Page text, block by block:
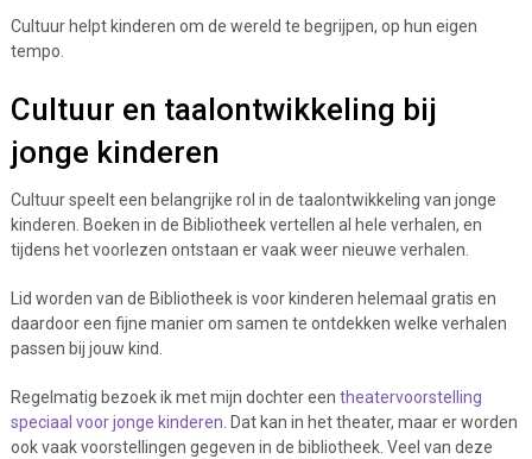
Cultuur helpt kinderen om de wereld te begrijpen, op hun eigen
tempo.
Cultuur en taalontwikkeling bij
jonge kinderen
Cultuur speelt een belangrijke rol in de taalontwikkeling van jonge
kinderen. Boeken in de Bibliotheekvertellen al hele verhalen, en
tijdens het voorlezen ontstaan er vaak weer nieuwe verhalen.
Lid worden van de Bibliotheek is voor kinderen helemaal gratis en
daardoor een fijne manier om samen te ontdekken welke verhalen
passen bij jouw kind.
Regelmatig bezoek ik met mijn dochter een theatervoorstelling
speciaal voor jonge kinderen . Dat kan in het theater, maar er worden
ook vaak voorstellingen gegeven in de bibliotheek. Veel van deze